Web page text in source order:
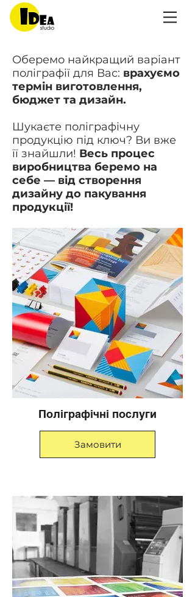
Оберемо найкращий варіант
поліграфії для Вас: врахуємо
термін виготовлення,
бюджет та дизайн.
Шукаєте поліграфічну
продукцію під ключ? Ви вже
її знайшли! Весь процес
виробництва беремо на
себе — від створення
дизайну до пакування
продукції!
Поліграфічні послуги
Замовити